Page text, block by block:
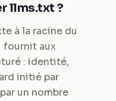
llms.txt ?
à la racine du
fournit aux
: identité,
initié par
un nombre